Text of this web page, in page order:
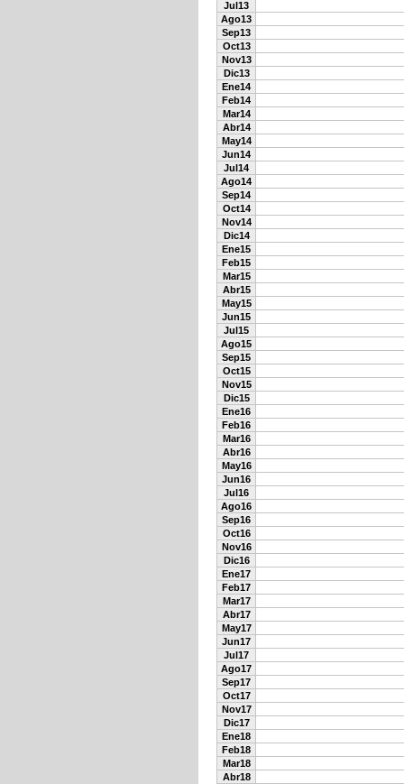
Jul13
Ago13
Sep13
Oct13
Nov13
Dic13
Ene14
Feb14
Mar14
Abr14
May14
Jun14
Jul14
Ago14
Sep14
Oct14
Nov14
Dic14
Ene15
Feb15
Mar15
Abr15
May15
Jun15
Jul15
Ago15
Sep15
Oct15
Nov15
Dic15
Ene16
Feb16
Mar16
Abr16
May16
Jun16
Jul16
Ago16
Sep16
Oct16
Nov16
Dic16
Ene17
Feb17
Mar17
Abr17
May17
Jun17
Jul17
Ago17
Sep17
Oct17
Nov17
Dic17
Ene18
Feb18
Mar18
Abr18